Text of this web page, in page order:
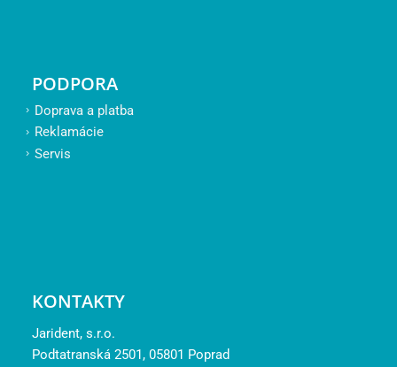
PODPORA
Doprava a platba
Reklamácie
Servis
KONTAKTY
Jarident, s.r.o.
Podtatranská 2501, 05801 Poprad